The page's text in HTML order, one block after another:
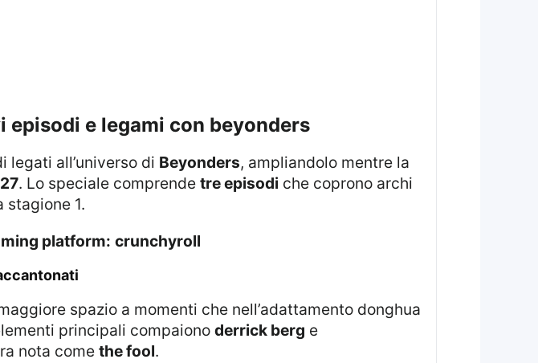
episodi e legami con beyonders
all’universo di Beyonders, ampliandolo mentre la
. Lo speciale comprende tre episodi che coprono archi
stagione 1.
platform: crunchyroll
spazio a momenti che nell’adattamento donghua
principali compaiono derrick berg e
nota come the fool.